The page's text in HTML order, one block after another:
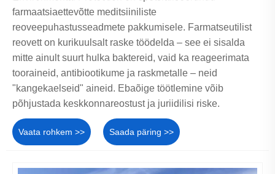
farmaatsiaettevõtte meditsiiniliste
reoveepuhastusseadmete pakkumisele. Farmatseutilist
reovett on kurikuulsalt raske töödelda – see ei sisalda
mitte ainult suurt hulka baktereid, vaid ka reageerimata
tooraineid, antibiootikume ja raskmetalle – neid
"kangekaelseid" aineid. Ebaõige töötlemine võib
põhjustada keskkonnareostust ja juriidilisi riske.
Vaata rohkem >> Saada päring >>